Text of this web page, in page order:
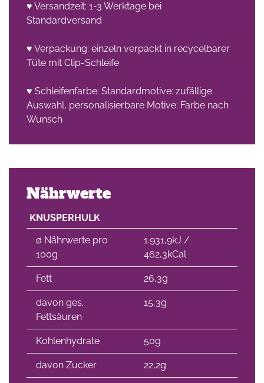
♥ Versandzeit: 1-3 Werktage bei
Standardversand
♥ Verpackung: einzeln verpackt in recycelbarer
Tüte mit Clip-Schleife
♥ Schleifenfarbe: Standardmotive: zufällige
Auswahl, personalisierbare Motive: Farbe nach
Wunsch
Nährwerte
KNUSPERHULK
∅ Nährwerte pro
100g
1.931,9kJ /
462,3kCal
Fett 26,3g
davon ges.
Fettsäuren
15,3g
Kohlenhydrate 50g
davon Zucker 22,2g